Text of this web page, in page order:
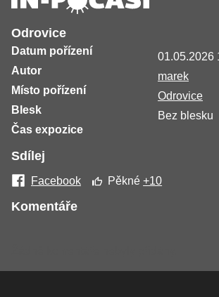
Odrovice
Datum pořízení
01.05.2026
Autor
marek
Místo pořízení
Odrovice
Blesk
Bez blesku
Čas expozice
Sdílej
Facebook Pěkné+10
Komentáře